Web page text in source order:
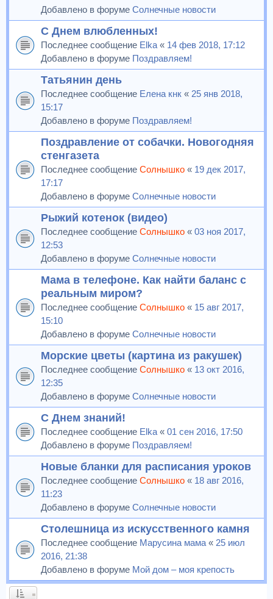
Добавлено в форуме Солнечные новости
С Днем влюбленных!
Последнее сообщение Elka « 14 фев 2018, 17:12
Добавлено в форуме Поздравляем!
Татьянин день
Последнее сообщение Елена кнк « 25 янв 2018,
15:17
Добавлено в форуме Поздравляем!
Поздравление от собачки. Новогодняя
стенгазета
Последнее сообщение Солнышко « 19 дек 2017,
17:17
Добавлено в форуме Солнечные новости
Рыжий котенок (видео)
Последнее сообщение Солнышко « 03 ноя 2017,
12:53
Добавлено в форуме Солнечные новости
Мама в телефоне. Как найти баланс с
реальным миром?
Последнее сообщение Солнышко « 15 авг 2017,
15:10
Добавлено в форуме Солнечные новости
Морские цветы (картина из ракушек)
Последнее сообщение Солнышко « 13 окт 2016,
12:35
Добавлено в форуме Солнечные новости
С Днем знаний!
Последнее сообщение Elka « 01 сен 2016, 17:50
Добавлено в форуме Поздравляем!
Новые бланки для расписания уроков
Последнее сообщение Солнышко « 18 авг 2016,
11:23
Добавлено в форуме Солнечные новости
Столешница из искусственного камня
Последнее сообщение Марусина мама « 25 июл
2016, 21:38
Добавлено в форуме Мой дом – моя крепость